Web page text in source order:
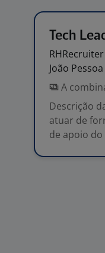
Tech
RHRecruiter
João
A
Descrição
atuar de
de apoio do